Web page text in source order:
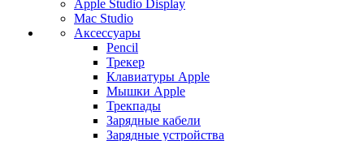
Apple Studio Display
Mac Studio
Аксессуары
Pencil
Трекер
Клавиатуры Apple
Мышки Apple
Трекпады
Зарядные кабели
Зарядные устройства